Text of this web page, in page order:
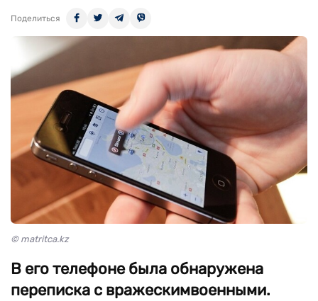
Поделиться
© matritca.kz
В его телефоне была обнаружена
переписка с вражескимвоенными.